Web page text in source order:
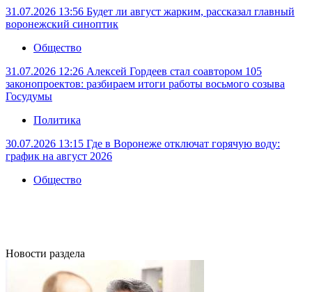
31.07.2026 13:56 Будет ли август жарким, рассказал главный
воронежский синоптик
Общество
31.07.2026 12:26 Алексей Гордеев стал соавтором 105
законопроектов: разбираем итоги работы восьмого созыва
Госудумы
Политика
30.07.2026 13:15 Где в Воронеже отключат горячую воду:
график на август 2026
Общество
Новости раздела